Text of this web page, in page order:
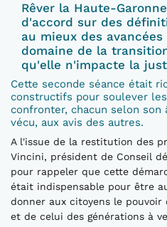
Rêver la Haute-
d'accord sur des
au mieux des
domaine de la
qu'elle n'impacte la
Cette seconde séance était
constructifs pour soulever
confronter, chacun selon son
vécu, aux avis des autres.
A l'issue de la restitution des
Vincini, président de Conseil
pour rappeler que cette
était indispensable pour être
donner aux citoyens le
et de celui des générations à